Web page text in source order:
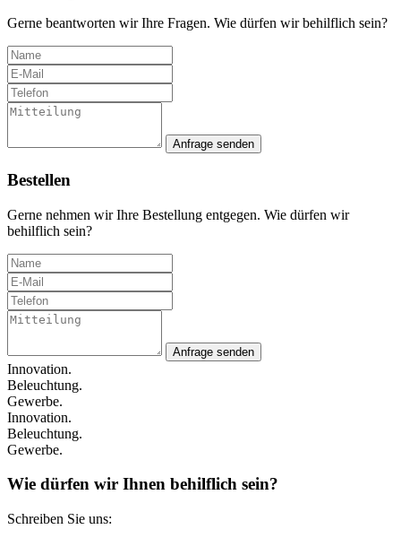
Gerne beantworten wir Ihre Fragen. Wie dürfen wir behilflich sein?
Anfrage senden
Bestellen
Gerne nehmen wir Ihre Bestellung entgegen. Wie dürfen wir
behilflich sein?
Anfrage senden
Innovation.
Beleuchtung.
Gewerbe.
Innovation.
Beleuchtung.
Gewerbe.
Wie dürfen wir Ihnen behilflich sein?
Schreiben Sie uns: